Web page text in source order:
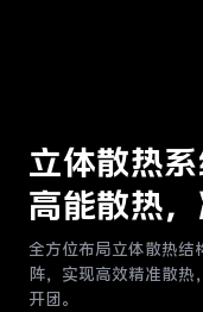
立体散热
高能散热
全方位布局立体散热结
阵，实现高效精准散热
开团。